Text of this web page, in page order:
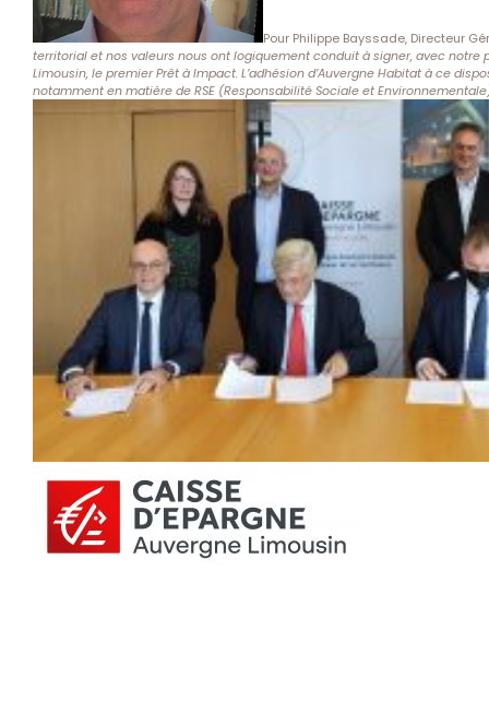
Pour Philippe Bayssade, Directeur
territorial et nos valeurs nous ont logiquement conduit à signer, avec notre
Limousin, le premier Prêt à Impact. L’adhésion d’Auvergne Habitat à ce
notamment en matière de RSE (Responsabilité Sociale et